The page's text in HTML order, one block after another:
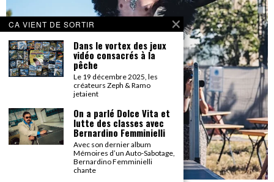
CA VIENT DE SORTIR
Dans le vortex des jeux
vidéo consacrés à la
pêche
Le 19 décembre 2025, les
créateurs Zeph & Ramo
jetaient
On a parlé Dolce Vita et
lutte des classes avec
Bernardino Femminielli
Avec son dernier album
Mémoires d’un Auto-Sabotage,
Bernardino Femminielli
chante